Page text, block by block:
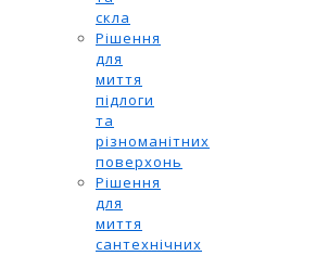
скла
Рішення
для
миття
підлоги
та
різноманітних
поверхонь
Рішення
для
миття
сантехнічних